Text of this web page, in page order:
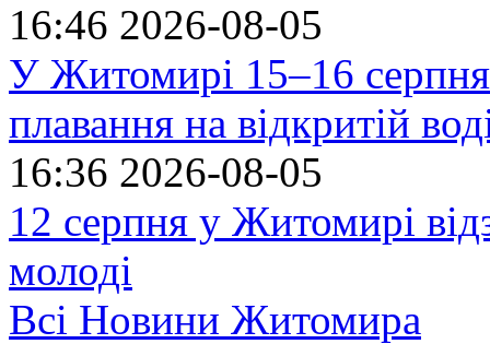
16:46 2026-08-05
У Житомирі 15–16 серпня
плавання на відкритій
16:36 2026-08-05
12 серпня у Житомирі
молоді
Всі Новини Житомира